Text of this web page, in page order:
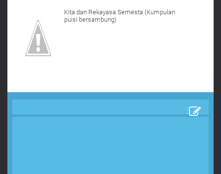
Kita dan Rekayasa Semesta (Kumpulan
puisi bersambung)